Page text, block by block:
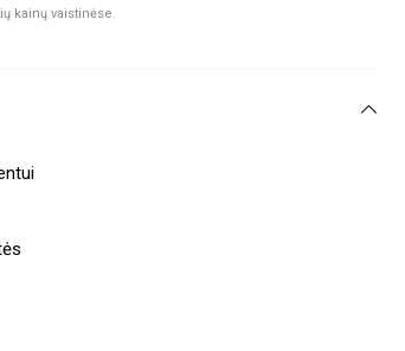
kainų vaistinėse.